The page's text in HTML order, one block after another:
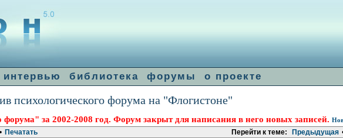
интервью библиотека форумы о проекте
психологического форума на "Флогистоне"
за 2002-2008 год. Форум закрыт для написания в него новых записей.
Перейти к теме: Предыдущая
• Печатать